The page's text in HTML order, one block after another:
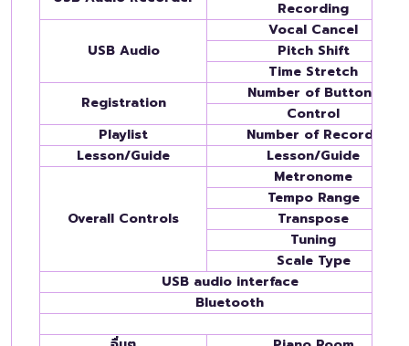
Recording
USB Audio
Vocal Cancel
Pitch Shift
Time Stretch
Registration
Number of Buttons
Control
Playlist
Number of Records
Lesson/Guide
Lesson/Guide
Overall Controls
Metronome
Tempo Range
Transpose
Tuning
Scale Type
USB audio interface
Bluetooth